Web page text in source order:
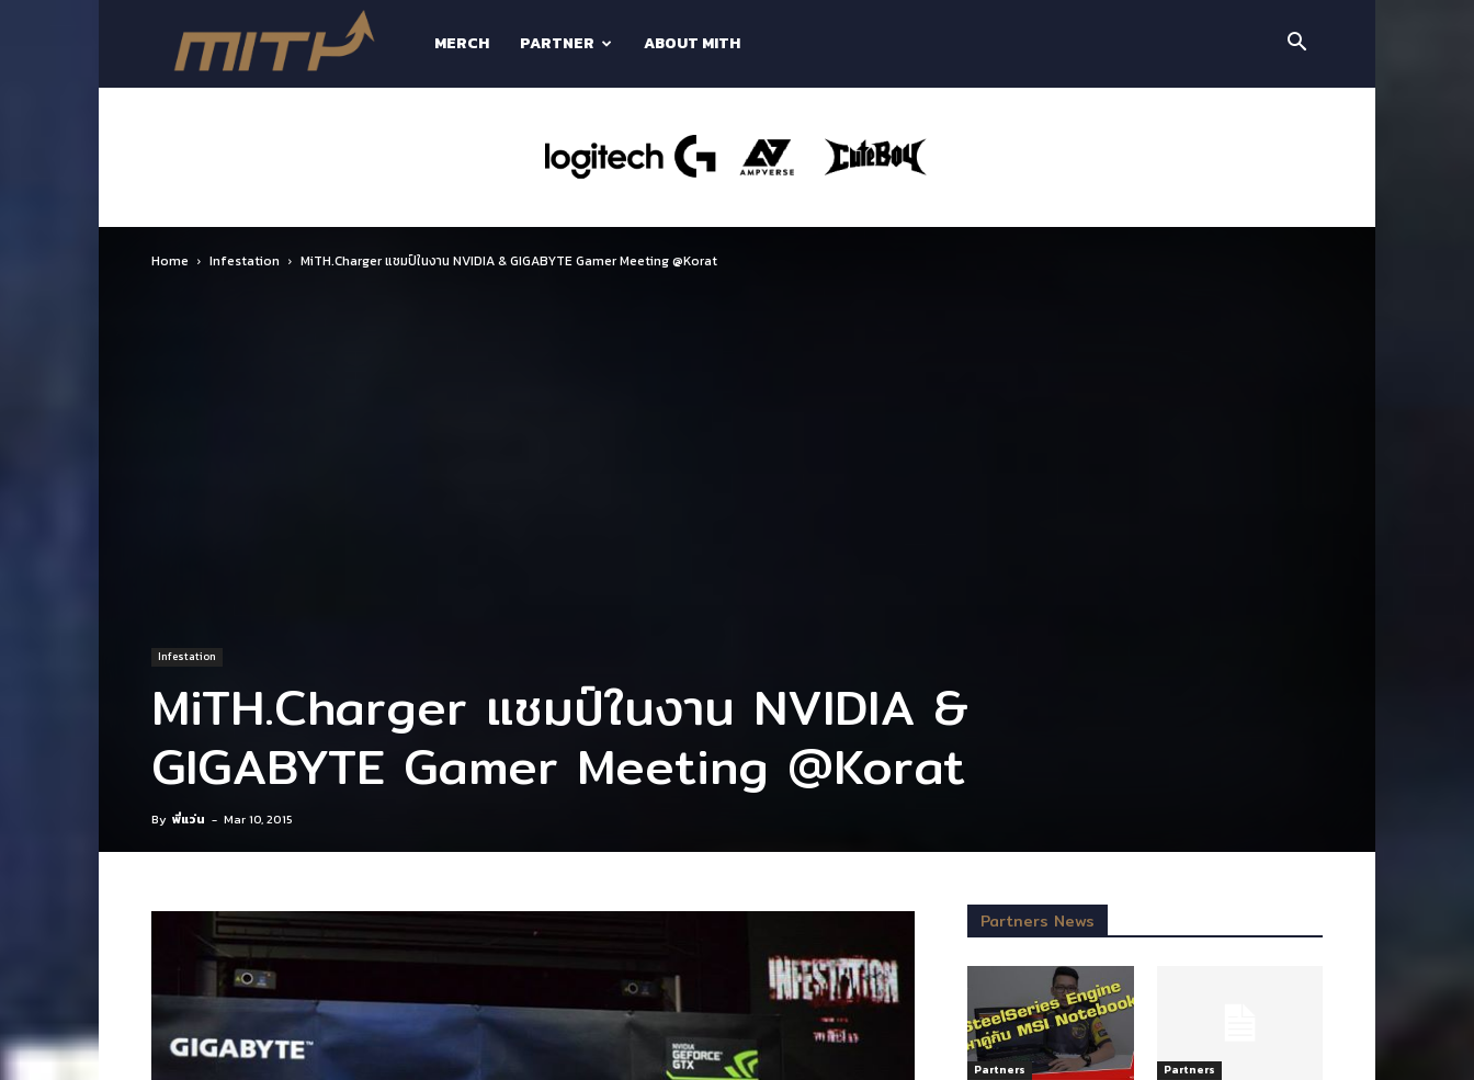
MiTH-
MERCH PARTNER ABOUT MITH
Home Infestation MiTH.Charger แชมป์ในงาน NVIDIA & GIGABYTE Gamer Meeting @Korat
Infestation
MiTH.Charger แชมป์ในงาน NVIDIA &
GIGABYTE Gamer Meeting @Korat
By พี่แว่น - Mar 10, 2015
Partners News
Partners Partners